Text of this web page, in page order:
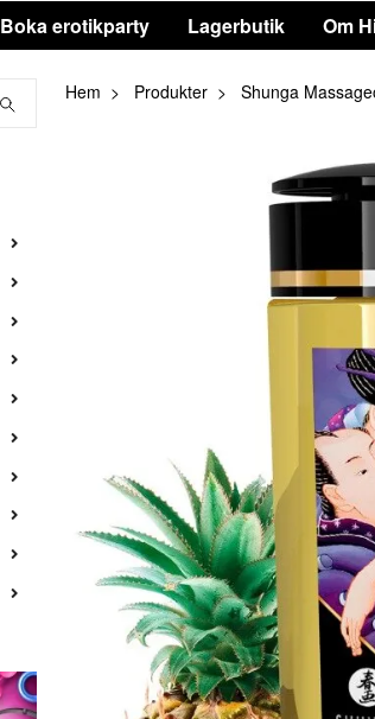
Boka erotikparty Lagerbutik Om
Hem Produkter Shunga